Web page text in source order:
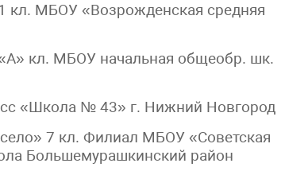
кл. МБОУ «Возрожденская средняя
кл. МБОУ начальная общеобр. шк.
«Школа № 43» г. Нижний Новгород
7 кл. Филиал МБОУ «Советская
Большемурашкинский район